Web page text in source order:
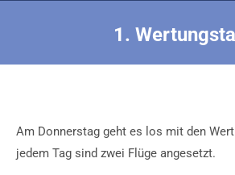
1.
Am Donnerstag geht es los mit den
jedem Tag sind zwei Flüge angesetzt.